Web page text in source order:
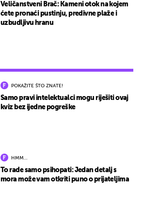
POKAŽITE ŠTO ZNATE!
Samo pravi intelektualci mogu riješiti ovaj
kviz bez ijedne pogreške
HMM…
To rade samo psihopati: Jedan detalj s
mora može vam otkriti puno o prijateljima
Veličanstveni Brač: Kameni otok na kojem
ćete pronaći pustinju, predivne plaže i
uzbudljivu hranu